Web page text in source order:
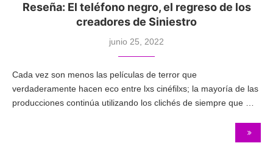
Reseña: El teléfono negro, el regreso de los
creadores de Siniestro
junio 25, 2022
Cada vez son menos las películas de terror que
verdaderamente hacen eco entre lxs cinéfilxs; la mayoría de las
producciones continúa utilizando los clichés de siempre que …